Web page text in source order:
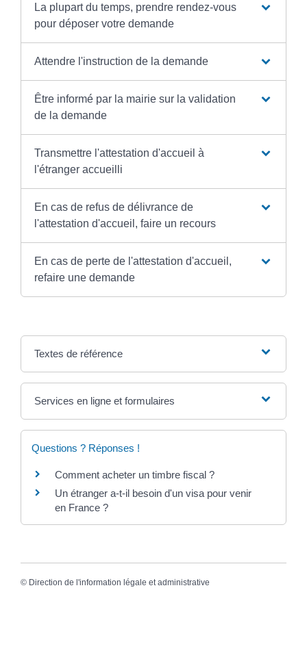
La plupart du temps, prendre rendez-vous
pour déposer votre demande
Attendre l'instruction de la demande
Être informé par la mairie sur la validation
de la demande
Transmettre l'attestation d'accueil à
l'étranger accueilli
En cas de refus de délivrance de
l'attestation d'accueil, faire un recours
En cas de perte de l'attestation d'accueil,
refaire une demande
Textes de référence
Services en ligne et formulaires
Questions ? Réponses !
Comment acheter un timbre fiscal ?
Un étranger a-t-il besoin d'un visa pour venir
en France ?
© Direction de l'information légale et administrative